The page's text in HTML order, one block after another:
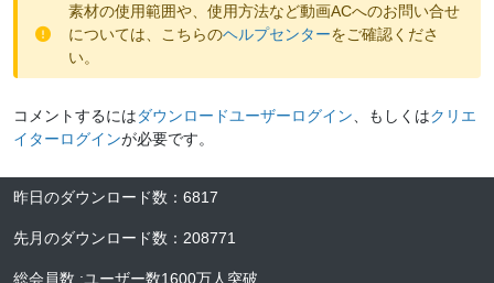
素材の使用範囲や、使用方法など動画ACへのお問い合せ
については、こちらのヘルプセンターをご確認くださ
い。
コメントするにはダウンロードユーザーログイン 、もしくはクリエ
イターログインが必要です。
昨日のダウンロード数 ： 6817
先月のダウンロード数 ： 208771
総会員数 :ユーザー数1600万人 突破